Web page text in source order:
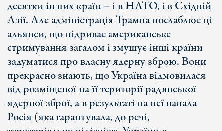
десятки інших країн – і в НАТО, і в Східній
Азії. Але адміністрація Трампа послаблює ці
альянси, що підриває американське
стримування загалом і змушує інші країни
задуматися про власну ядерну зброю. Вони
прекрасно знають, що Україна відмовилася
від розміщеної на її території радянської
ядерної зброї, а в результаті на неї напала
Росія (яка гарантувала, до речі,